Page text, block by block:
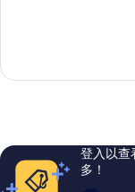
馬
常
評
論
登入以查
多！